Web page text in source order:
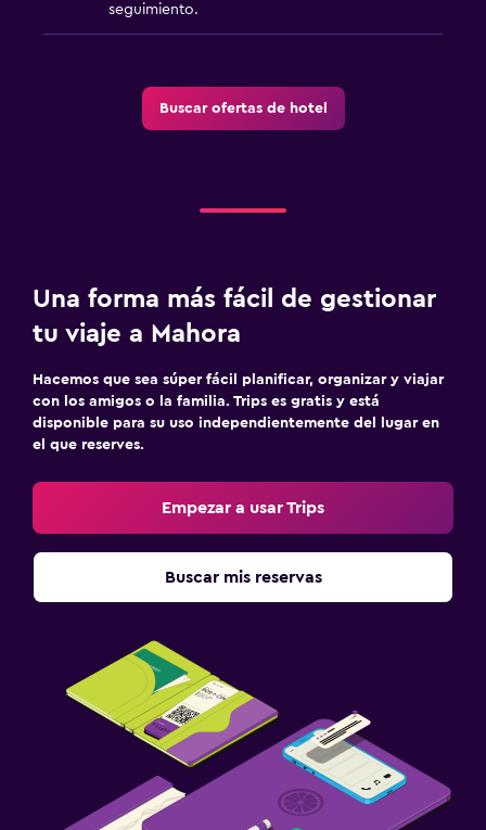
seguimiento.
Buscar ofertas de hotel
Una forma más fácil de gestionar
tu viaje a Mahora
Hacemos que sea súper fácil planificar, organizar y viajar
con los amigos o la familia. Trips es gratis y está
disponible para su uso independientemente del lugar en
el que reserves.
Empezar a usar Trips
Buscar mis reservas